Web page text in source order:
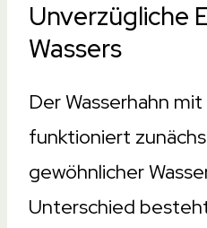
Unverzügliche
Wassers
Der Wasserhahn
funktioniert
gewöhnlicher
Unterschied